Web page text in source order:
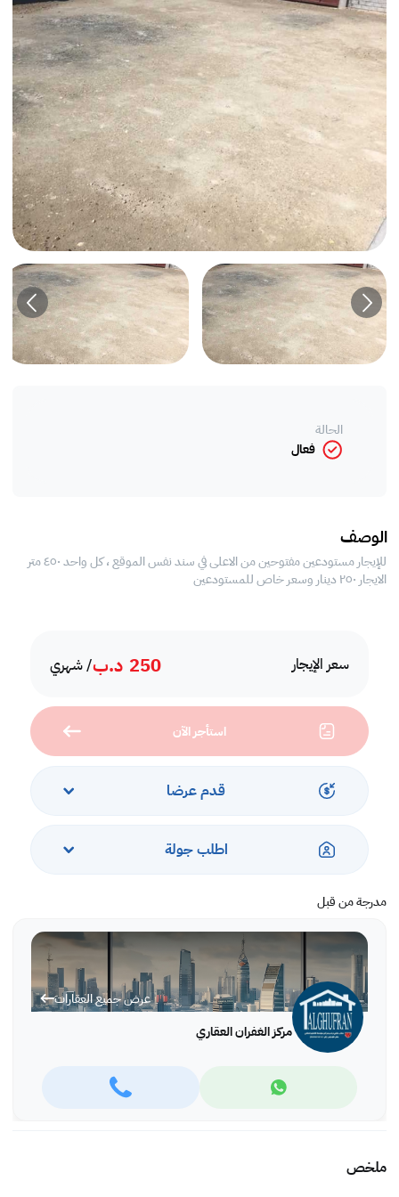
سعر الإيجار 250 د.ب/ شهري
استأجر الآن
قدم عرضا
اطلب جولة
مدرجة من قبل
عرض جميع العقارات
مركز الغفران العقاري
الحالة
فعال
الوصف
للإيجار مستودعين مفتوحين من الاعلى في سند نفس الموقع ، كل واحد ٤٥٠ متر
الايجار ٢٥٠ دينار وسعر خاص للمستودعين
ملخص